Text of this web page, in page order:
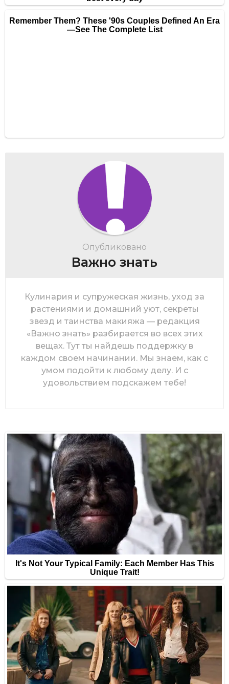
Опубликовано
Важно знать
Кулинария и супружеская жизнь, уход за
растениями и домашний уют, секреты
звезд и таинства макияжа — редакция
«Важно знать» разбирается во всех этих
вещах. Тут ты найдешь поддержку в
каждом своем начинании. Мы знаем, как с
умом подойти к любому делу. И с
удовольствием подскажем тебе!